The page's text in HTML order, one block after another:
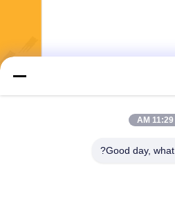
11:29 AM
Good day,